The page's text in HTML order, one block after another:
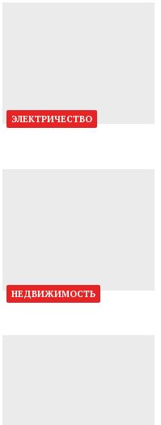
ЭЛЕКТРИЧЕСТВО
НЕДВИЖИМОСТЬ